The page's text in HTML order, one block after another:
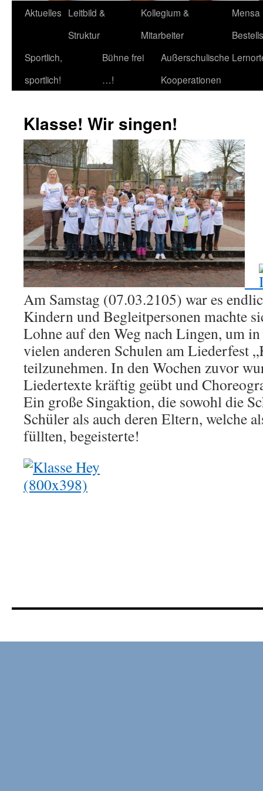
Aktuelles Leitbild &
Struktur
Kollegium &
Mitarbeiter
Mensa
Sportlich,
sportlich!
Bühne frei
…!
Außerschulische
Kooperationen
Klasse! Wir singen!
Am Samstag (07.03.2105) war es
Kindern und Begleitpersonen machte
Lohne auf den Weg nach Lingen, um
vielen anderen Schulen am Liederfest
teilzunehmen. In den Wochen zuvor
Liedertexte kräftig geübt und
Ein große Singaktion, die sowohl die
Schüler als auch deren Eltern, welche
füllten, begeisterte!